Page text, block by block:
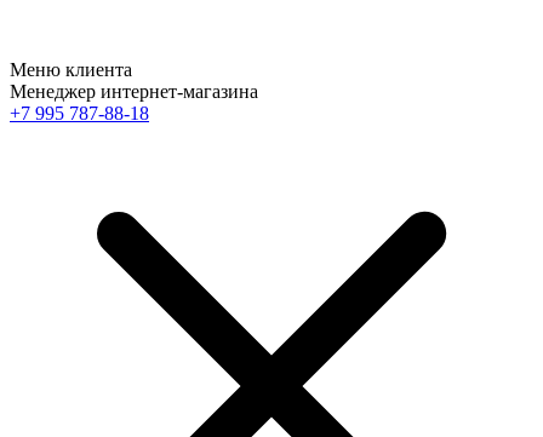
Меню клиента
Менеджер интернет-магазина
+7 995 787-88-18